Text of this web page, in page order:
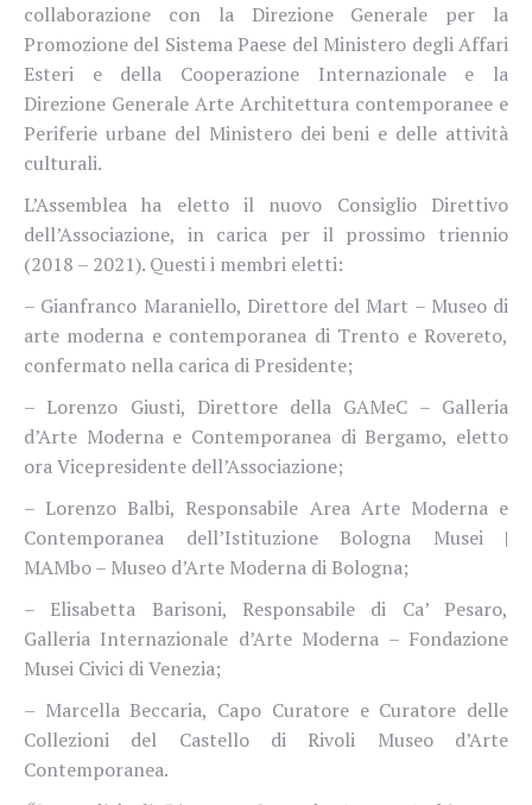
collaborazione con la Direzione Generale per la
Promozione del Sistema Paese del Ministero degli Affari
Esteri e della Cooperazione Internazionale e la
Direzione Generale Arte Architettura contemporanee e
Periferie urbane del Ministero dei beni e delle attività
culturali.
L’Assemblea ha eletto il nuovo Consiglio Direttivo
dell’Associazione, in carica per il prossimo triennio
(2018 – 2021). Questi i membri eletti:
– Gianfranco Maraniello, Direttore del Mart – Museo di
arte moderna e contemporanea di Trento e Rovereto,
confermato nella carica di Presidente;
– Lorenzo Giusti, Direttore della GAMeC – Galleria
d’Arte Moderna e Contemporanea di Bergamo, eletto
ora Vicepresidente dell’Associazione;
– Lorenzo Balbi, Responsabile Area Arte Moderna e
Contemporanea dell’Istituzione Bologna Musei |
MAMbo – Museo d’Arte Moderna di Bologna;
– Elisabetta Barisoni, Responsabile di Ca’ Pesaro,
Galleria Internazionale d’Arte Moderna – Fondazione
Musei Civici di Venezia;
– Marcella Beccaria, Capo Curatore e Curatore delle
Collezioni del Castello di Rivoli Museo d’Arte
Contemporanea.